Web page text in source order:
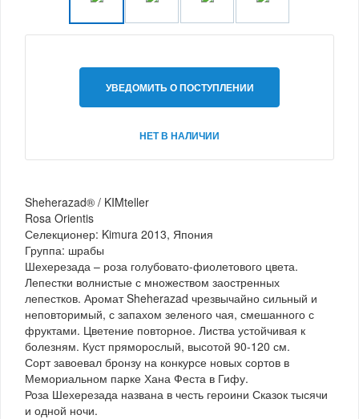
УВЕДОМИТЬ О ПОСТУПЛЕНИИ
НЕТ В НАЛИЧИИ
Sheherazad® / KIMteller
Rosa Orientis
Селекционер: Kimura 2013, Япония
Группа: шрабы
Шехерезада – роза голубовато-фиолетового цвета.
Лепестки волнистые с множеством заостренных
лепестков. Аромат Sheherazad чрезвычайно сильный и
неповторимый, с запахом зеленого чая, смешанного с
фруктами. Цветение повторное. Листва устойчивая к
болезням. Куст пряморослый, высотой 90-120 см.
Сорт завоевал бронзу на конкурсе новых сортов в
Мемориальном парке Хана Феста в Гифу.
Роза Шехерезада названа в честь героини Сказок тысячи
и одной ночи.